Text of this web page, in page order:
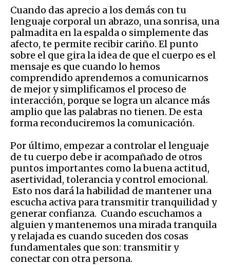
Cuando das aprecio a los demás con tu
lenguaje corporal un abrazo, una sonrisa, una
palmadita en la espalda o simplemente das
afecto, te permite recibir cariño. El punto
sobre el que gira la idea de que el cuerpo es el
mensaje es que cuando lo hemos
comprendido aprendemos a comunicarnos
de mejor y simplificamos el proceso de
interacción, porque se logra un alcance más
amplio que las palabras no tienen. De esta
forma reconduciremos la comunicación.
Por último, empezar a controlar el lenguaje
de tu cuerpo debe ir acompañado de otros
puntos importantes como la buena actitud,
asertividad, tolerancia y control emocional.
Esto nos dará la habilidad de mantener una
escucha activa para transmitir tranquilidad y
generar confianza. Cuando escuchamos a
alguien y mantenemos una mirada tranquila
y relajada es cuando suceden dos cosas
fundamentales que son: transmitir y
conectar con otra persona.